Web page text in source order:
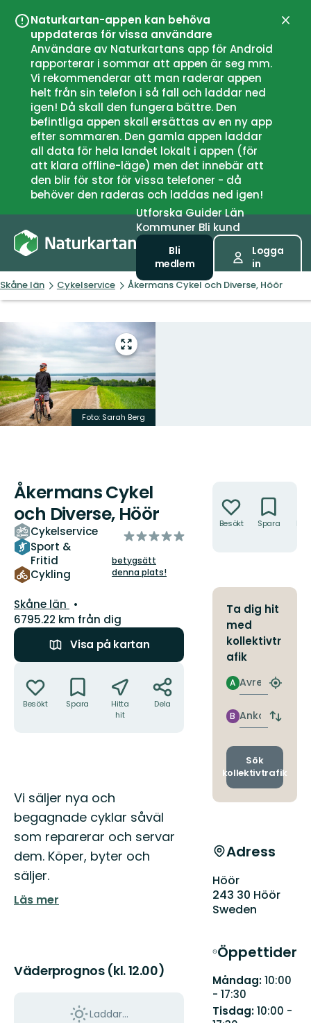
Naturkartan-appen kan behöva
uppdateras för vissa användare
Användare av Naturkartans app för Android
rapporterar i sommar att appen är seg mm.
Vi rekommenderar att man raderar appen
helt från sin telefon i så fall och laddar ned
igen! Då skall den fungera bättre. Den
befintliga appen skall ersättas av en ny app
efter sommaren. Den gamla appen laddar
all data för hela landet lokalt i appen (för
att klara offline-läge) men det innebär att
den blir för stor för vissa telefoner - då
behöver den raderas och laddas ned igen!
UtforskaGuiderLän
Kommuner Bli kund
Bli
medlem
Logga
in
Skåne län Cykelservice Åkermans Cykel och Diverse, Höör
Gå
till
helskärmsläge
Foto: Sarah Berg
Åkermans Cykel
och Diverse, Höör
Cykelservice
Sport &
Fritid
Cykling
av
stjärnor
betygsätt
denna plats!
Län:
Skåne län
6795.22 km från dig
Visa på kartan
Besökt Spara
Hitta
hit
Dela
Beskrivning
Vi säljer nya och
begagnade cyklar såväl
som reparerar och servar
dem. Köper, byter och
säljer.
Läs mer
Väderprognos (kl. 12.00)
Laddar...
Besökt Spara
Ta dig hit
med
kollektivtr
afik
Avresa
A
Hitta
Ankomst
B
Byt
och
Sök
kollektivtrafik
Adress
Höör
243 30 Höör
Sweden
Öppettider
Måndag:10:00
- 17:30
Tisdag:10:00 -